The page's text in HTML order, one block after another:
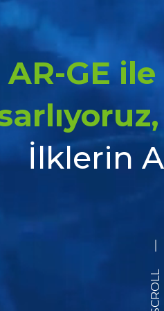
AR-GE
İlklerin
SCROLL